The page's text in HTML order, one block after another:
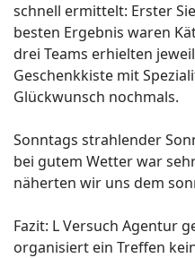
schnell ermittelt: Erster
besten Ergebnis waren
drei Teams erhielten
Geschenkkiste mit
Glückwunsch nochmals.
Sonntags strahlender
bei gutem Wetter war
näherten wir uns dem
Fazit: L Versuch Agentur
organisiert ein Treffen